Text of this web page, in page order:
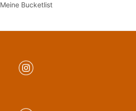
Meine Bucketlist